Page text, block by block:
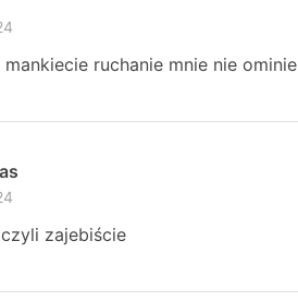
ruchanie mnie nie ominie
zajebiście